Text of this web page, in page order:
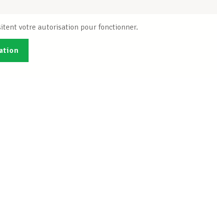
votre autorisation pour fonctionner.